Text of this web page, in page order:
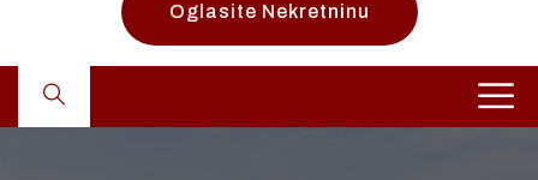
Oglasite Nekretninu